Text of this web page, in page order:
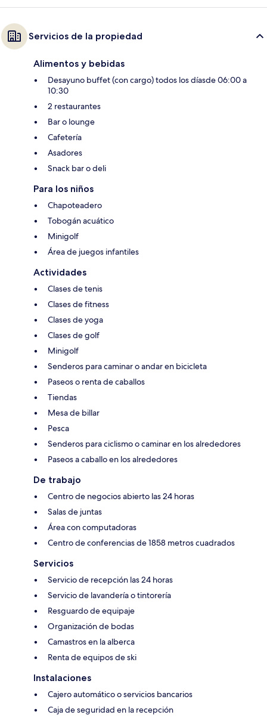
Servicios de la propiedad
Alimentos y bebidas
Desayuno buffet (con cargo) todos los díasde 06:00 a
10:30
2 restaurantes
Bar o lounge
Cafetería
Asadores
Snack bar o deli
Para los niños
Chapoteadero
Tobogán acuático
Minigolf
Área de juegos infantiles
Actividades
Clases de tenis
Clases de fitness
Clases de yoga
Clases de golf
Minigolf
Senderos para caminar o andar en bicicleta
Paseos o renta de caballos
Tiendas
Mesa de billar
Pesca
Senderos para ciclismo o caminar en los alrededores
Paseos a caballo en los alrededores
De trabajo
Centro de negocios abierto las 24 horas
Salas de juntas
Área con computadoras
Centro de conferencias de 1858 metros cuadrados
Servicios
Servicio de recepción las 24 horas
Servicio de lavandería o tintorería
Resguardo de equipaje
Organización de bodas
Camastros en la alberca
Renta de equipos de ski
Instalaciones
Cajero automático o servicios bancarios
Caja de seguridad en la recepción